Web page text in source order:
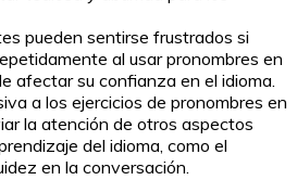
pueden sentirse frustrados si
al usar pronombres en
afectar su confianza en el idioma.
a los ejercicios de pronombres en
la atención de otros aspectos
del idioma, como el
en la conversación.